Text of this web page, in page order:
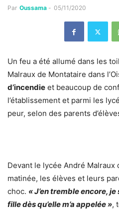
Par Oussama - 05/11/2020
Un feu a été allumé dans les
Malraux de Montataire dans
d’incendie et beaucoup de
l’établissement et parmi les
peur, selon des parents
Devant le lycée André Malraux
matinée, les élèves et leurs
choc. « J’en tremble encore,
fille dès qu’elle m’a appelée »,